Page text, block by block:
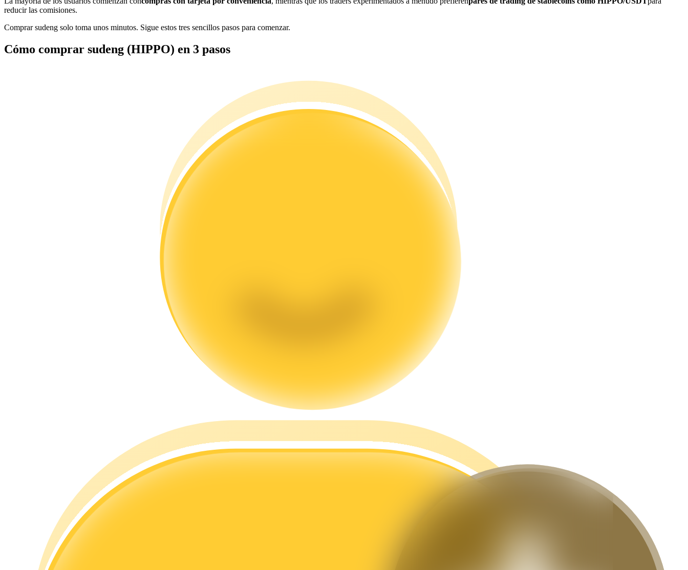
Copiar Trading
Únete a los mejores traders
Disfruta del reparto de beneficios y comisiones de copy trading
Análisis de big data que incluye información comercial, etc.
Estrategias comerciales
Aprenda cómo mantenerse rentable
reducir las comisiones.
Comprar sudeng solo toma unos minutos. Sigue estos tres sencillos pasos para comenzar.
Cómo comprar sudeng (HIPPO) en 3 pasos